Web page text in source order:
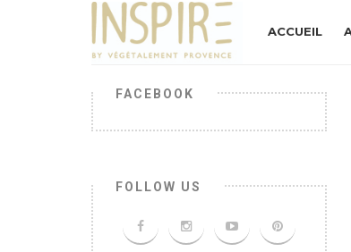
ACCUEIL
FACEBOOK
FOLLOW US